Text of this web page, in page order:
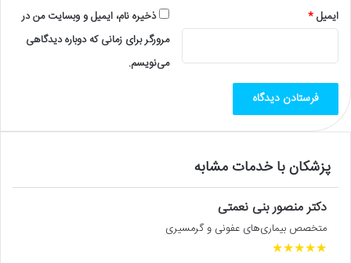
ایمیل*
ذخیره نام، ایمیل و وبسایت من در
مرورگر برای زمانی که دوباره دیدگاهی
می‌نویسم.
پزشکان با خدمات مشابه
دکتر منصور بنی نعمتی
متخصص بیماری‌های عفونی و گرمسیری
★
★
★
★
★